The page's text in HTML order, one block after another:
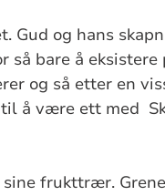
Gud og hans
bare å eksistere
og så etter en
å være ett med
frukttrær.